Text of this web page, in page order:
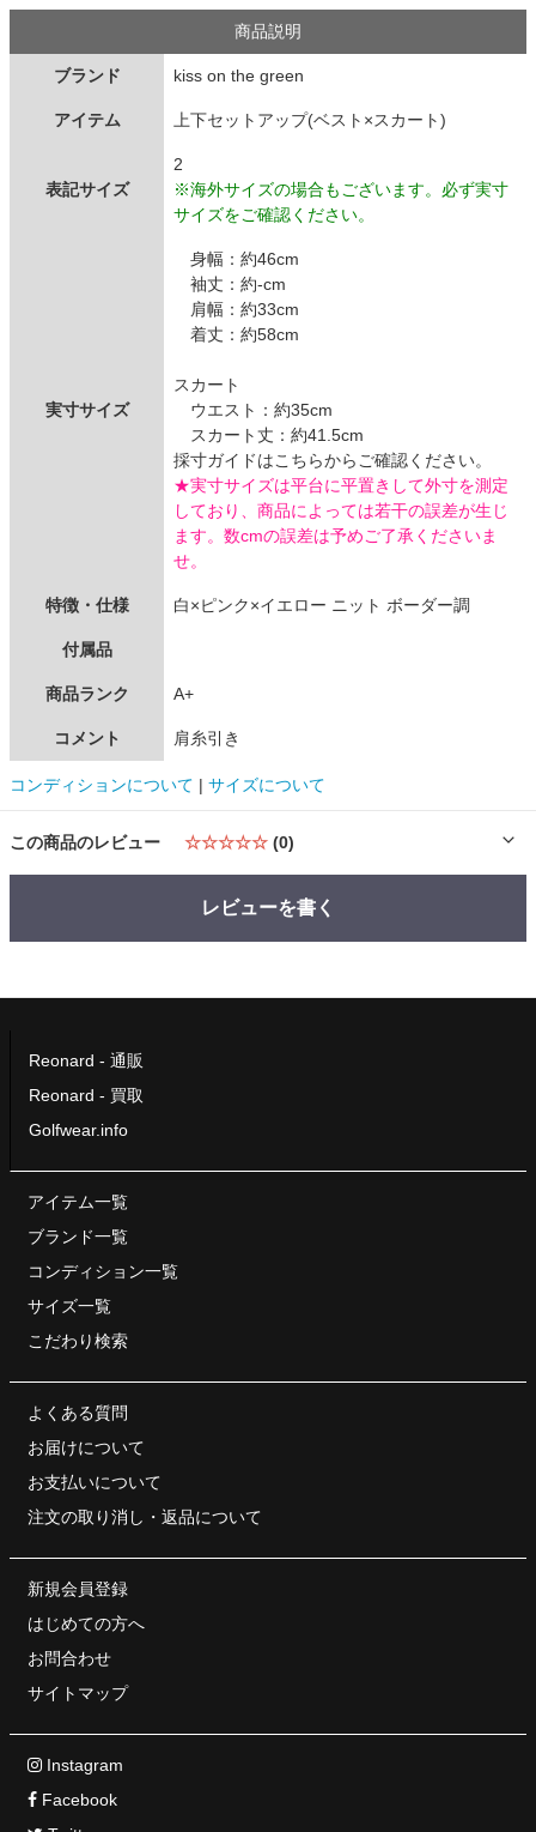
商品説明
ブランド kiss on the green
アイテム 上下セットアップ(ベスト×スカート)
表記サイズ
2
※海外サイズの場合もございます。必ず実寸
サイズをご確認ください。
実寸サイズ
身幅：約46cm
袖丈：約-cm
肩幅：約33cm
着丈：約58cm
スカート
ウエスト：約35cm
スカート丈：約41.5cm
採寸ガイドはこちらからご確認ください。
★実寸サイズは平台に平置きして外寸を測定
しており、商品によっては若干の誤差が生じ
ます。数cmの誤差は予めご了承くださいま
せ。
特徴・仕様 白×ピンク×イエロー ニット ボーダー調
付属品
商品ランク A+
コメント 肩糸引き
コンディションについて | サイズについて
この商品のレビュー ☆☆☆☆☆ (0)
レビューを書く
Reonard - 通販
Reonard - 買取
Golfwear.info
アイテム一覧
ブランド一覧
コンディション一覧
サイズ一覧
こだわり検索
よくある質問
お届けについて
お支払いについて
注文の取り消し・ 返品について
新規会員登録
はじめての方へ
お問合わせ
サイトマップ
Instagram
Facebook